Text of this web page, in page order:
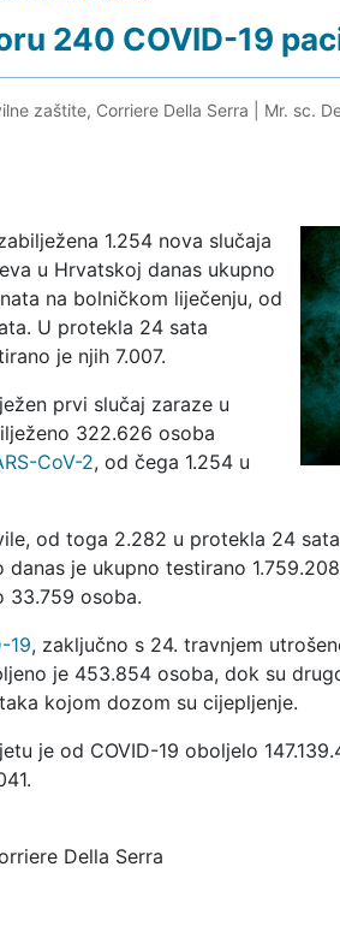
240 COVID-19
zaštite, Corriere Della Serra Mr. sc.
1.254 nova slučaja
u Hrvatskoj danas ukupno
na bolničkom liječenju, od
U protekla 24 sata
je njih 7.007.
prvi slučaj zaraze u
322.626 osoba
CoV-2, od čega 1.254 u
od toga 2.282 u protekla 24
je ukupno testirano
33.759 osoba.
19, zaključno s 24. travnjem
je 453.854 osoba, dok su
kojom dozom su cijepljenje.
je od COVID-19 oboljelo
Della Serra